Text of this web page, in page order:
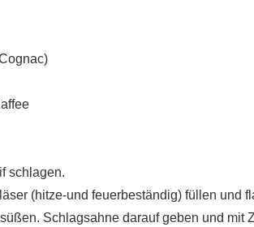
schlagen.
(hitze-und feuerbeständig) füllen und
Schlagsahne darauf geben und mit